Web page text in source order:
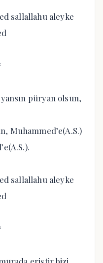
sallallahu aleyke
püryan olsun,
Muhammed’e(A.S.)
sallallahu aleyke